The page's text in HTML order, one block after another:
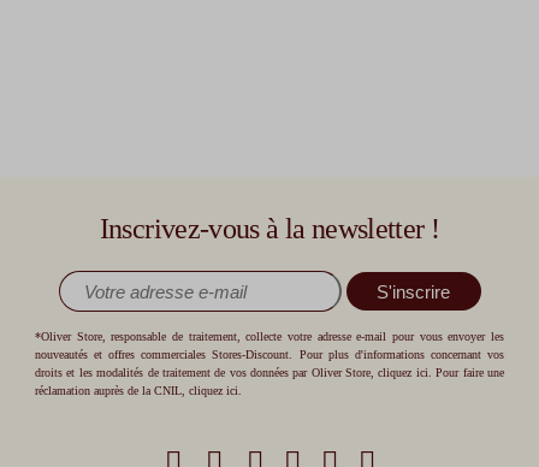
Inscrivez-vous à la newsletter !
S'inscrire
*Oliver Store, responsable de traitement, collecte votre adresse e-mail pour vous envoyer les
nouveautés et offres commerciales Stores-Discount. Pour plus d'informations concernant vos
droits et les modalités de traitement de vos données par Oliver Store,cliquez ici. Pour faire une
réclamation auprès de la CNIL,cliquez ici.